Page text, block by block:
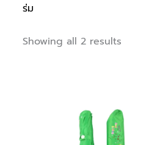
ร่ม
Showing all 2 results